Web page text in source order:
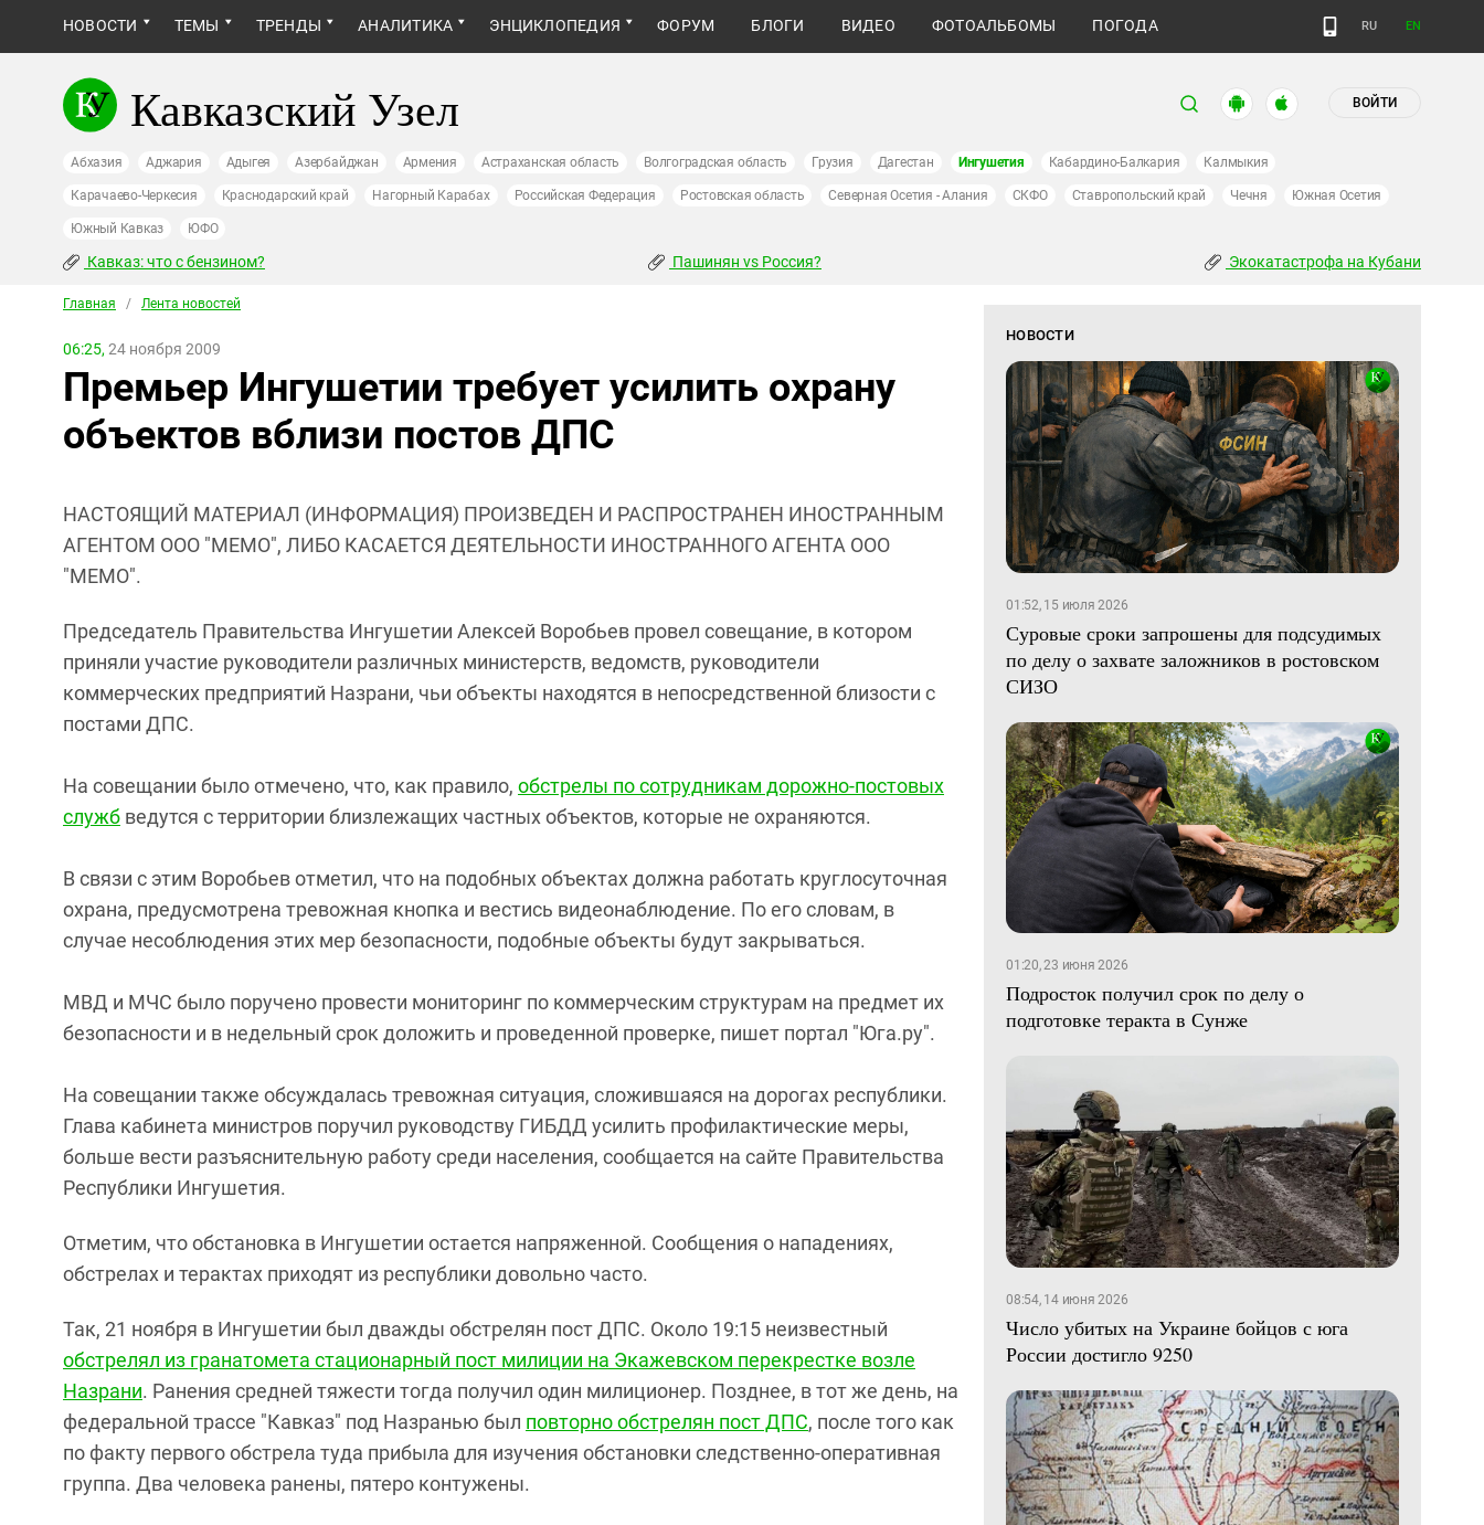
НОВОСТИ ТЕМЫ ТРЕНДЫ АНАЛИТИКА ЭНЦИКЛОПЕДИЯ ФОРУМ БЛОГИ ВИДЕО ФОТОАЛЬБОМЫ ПОГОДА RU EN
Кавказский Узел ВОЙТИ
Абхазия Аджария Адыгея Азербайджан Армения Астраханская область Волгоградская область Грузия Дагестан Ингушетия Кабардино-Балкария Калмыкия
Карачаево-Черкесия Краснодарский край Нагорный Карабах Российская Федерация Ростовская область Северная Осетия - Алания СКФО Ставропольский край Чечня Южная Осетия
Южный Кавказ ЮФО
Кавказ: что с бензином? Пашинян vs Россия? Экокатастрофа на Кубани
Главная / Лента новостей
06:25, 24 ноября 2009
Премьер Ингушетии требует усилить охрану
объектов вблизи постов ДПС
НАСТОЯЩИЙ МАТЕРИАЛ (ИНФОРМАЦИЯ) ПРОИЗВЕДЕН И РАСПРОСТРАНЕН ИНОСТРАННЫМ
АГЕНТОМ ООО "МЕМО", ЛИБО КАСАЕТСЯ ДЕЯТЕЛЬНОСТИ ИНОСТРАННОГО АГЕНТА ООО
"МЕМО".
Председатель Правительства Ингушетии Алексей Воробьев провел совещание, в котором
приняли участие руководители различных министерств, ведомств, руководители
коммерческих предприятий Назрани, чьи объекты находятся в непосредственной близости с
постами ДПС.
На совещании было отмечено, что, как правило, обстрелы по сотрудникам дорожно-постовых
служб ведутся с территории близлежащих частных объектов, которые не охраняются.
В связи с этим Воробьев отметил, что на подобных объектах должна работать круглосуточная
охрана, предусмотрена тревожная кнопка и вестись видеонаблюдение. По его словам, в
случае несоблюдения этих мер безопасности, подобные объекты будут закрываться.
МВД и МЧС было поручено провести мониторинг по коммерческим структурам на предмет их
безопасности и в недельный срок доложить и проведенной проверке, пишет портал "Юга.ру".
На совещании также обсуждалась тревожная ситуация, сложившаяся на дорогах республики.
Глава кабинета министров поручил руководству ГИБДД усилить профилактические меры,
больше вести разъяснительную работу среди населения, сообщается на сайте Правительства
Республики Ингушетия.
Отметим, что обстановка в Ингушетии остается напряженной. Сообщения о нападениях,
обстрелах и терактах приходят из республики довольно часто.
Так, 21 ноября в Ингушетии был дважды обстрелян пост ДПС. Около 19:15 неизвестный
обстрелял из гранатомета стационарный пост милиции на Экажевском перекрестке возле
Назрани. Ранения средней тяжести тогда получил один милиционер. Позднее, в тот же день, на
федеральной трассе "Кавказ" под Назранью был повторно обстрелян пост ДПС, после того как
по факту первого обстрела туда прибыла для изучения обстановки следственно-оперативная
группа. Два человека ранены, пятеро контужены.
НОВОСТИ
01:52, 15 июля 2026
Суровые сроки запрошены для подсудимых
по делу о захвате заложников в ростовском
СИЗО
01:20, 23 июня 2026
Подросток получил срок по делу о
подготовке теракта в Сунже
08:54, 14 июня 2026
Число убитых на Украине бойцов с юга
России достигло 9250